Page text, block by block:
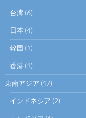
台湾 (6)
日本 (4)
韓国 (1)
香港 (1)
東南アジア (47)
インドネシア (2)